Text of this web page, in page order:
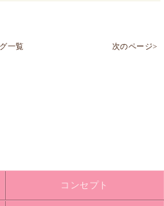
一覧 次のページ>
コンセプト